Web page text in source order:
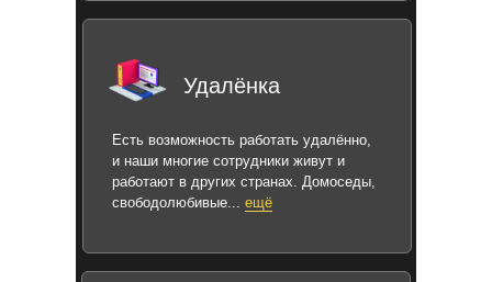
Удалёнка
Есть возможность работать удалённо,
и наши многие сотрудники живут и
работают в других странах. Домоседы,
свободолюбивые... ещё